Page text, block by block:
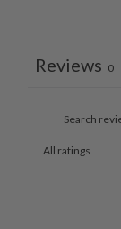
Reviews 0